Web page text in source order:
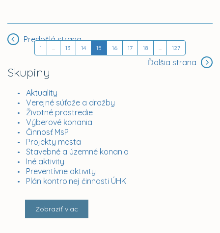
Skupiny
Aktuality
Verejné súťaže a dražby
Životné prostredie
Výberové konania
Činnosť MsP
Projekty mesta
Stavebné a územné konania
Iné aktivity
Preventívne aktivity
Plán kontrolnej činnosti ÚHK
Zobraziť viac
Predošlá strana
1 ... 13 14 15 16 17 18 ... 127
Ďalšia strana